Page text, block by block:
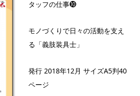
タッフの仕事❿
モノづくりで日々の活動を支え
る「義肢装具士」
発行 2018年12月 サイズA5判40
ページ